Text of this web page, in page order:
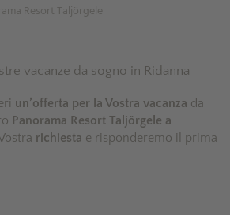
Resort Taljörgele
vacanze da sogno in Ridanna
un’offerta per la Vostra vacanza da
Panorama Resort Taljörgele a
richiesta e risponderemo il prima